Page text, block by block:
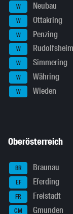
W Neubau
W Ottakring
W Penzing
W
W Simmering
W Währing
W Wieden
Oberösterreich
BR Braunau
EF Eferding
FR Freistadt
GM Gmunden